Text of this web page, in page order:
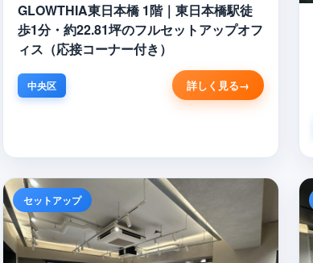
GLOWTHIA東日本橋 1階｜東日本橋駅徒
歩1分・約22.81坪のフルセットアップオフ
ィス（応接コーナー付き）
中央区 詳しく見る
セットアップ